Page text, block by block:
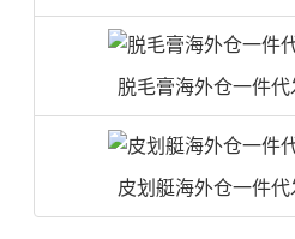
脱毛膏海外仓一件代
皮划艇海外仓一件代